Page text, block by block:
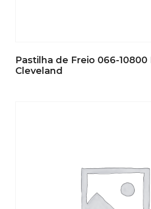
Pastilha de Freio 066-10800
Cleveland